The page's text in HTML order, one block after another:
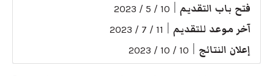
فتح باب التقديم 10 / 5 / 2023
آخر موعد للتقديم 11 / 7 / 2023
إعلان النتائج 10 / 10 / 2023